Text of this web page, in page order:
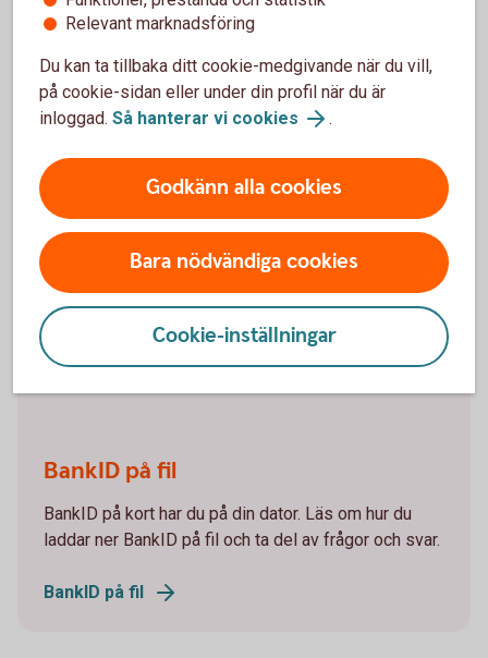
Mitt lösenord är låst. Hur låser jag upp det?
Vill du beställa ett BankID
online?
Mobilt BankID
Mobilt BankID har du på din mobil. Läs om hur du
beställer Mobilt BankID och ta del av frågor och svar.
BankID på fil
BankID på kort har du på din dator. Läs om hur du
laddar ner BankID på fil och ta del av frågor och svar.
BankID på fil
Relevant marknadsföring
Du kan ta tillbaka ditt cookie-medgivande när du vill,
på cookie-sidan eller under din profil när du är
inloggad. Så hanterar vi cookies .
Godkänn alla cookies
Bara nödvändiga cookies
Cookie-inställningar